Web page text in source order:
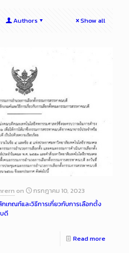
Authors Show all
on
กรกฎาคม 10, 2023
กณฑ์และวิธีการเกี่ยวกับการเลือกตั้ง
ดี
Read more